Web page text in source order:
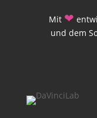
Mit ❤
und dem